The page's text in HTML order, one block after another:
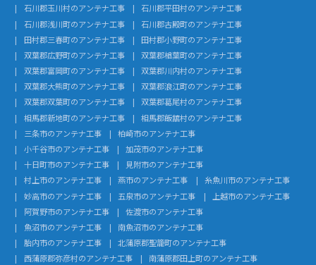
石川郡玉川村のアンテナ工事
石川郡平田村のアンテナ工事
石川郡浅川町のアンテナ工事
石川郡古殿町のアンテナ工事
田村郡三春町のアンテナ工事
田村郡小野町のアンテナ工事
双葉郡広野町のアンテナ工事
双葉郡楢葉町のアンテナ工事
双葉郡富岡町のアンテナ工事
双葉郡川内村のアンテナ工事
双葉郡大熊町のアンテナ工事
双葉郡浪江町のアンテナ工事
双葉郡双葉町のアンテナ工事
双葉郡葛尾村のアンテナ工事
相馬郡新地町のアンテナ工事
相馬郡飯舘村のアンテナ工事
三条市のアンテナ工事
柏崎市のアンテナ工事
小千谷市のアンテナ工事
加茂市のアンテナ工事
十日町市のアンテナ工事
見附市のアンテナ工事
村上市のアンテナ工事
燕市のアンテナ工事
糸魚川市のアンテナ工事
妙高市のアンテナ工事
五泉市のアンテナ工事
上越市のアンテナ工事
阿賀野市のアンテナ工事
佐渡市のアンテナ工事
魚沼市のアンテナ工事
南魚沼市のアンテナ工事
胎内市のアンテナ工事
北蒲原郡聖籠町のアンテナ工事
西蒲原郡弥彦村のアンテナ工事
南蒲原郡田上町のアンテナ工事